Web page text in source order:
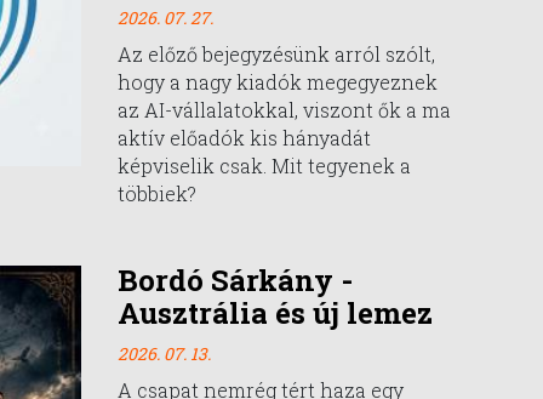
2026. 07. 27.
Az előző bejegyzésünk arról szólt,
hogy a nagy kiadók megegyeznek
az AI-vállalatokkal, viszont ők a ma
aktív előadók kis hányadát
képviselik csak. Mit tegyenek a
többiek?
Bordó Sárkány -
Ausztrália és új lemez
2026. 07. 13.
A csapat nemrég tért haza egy